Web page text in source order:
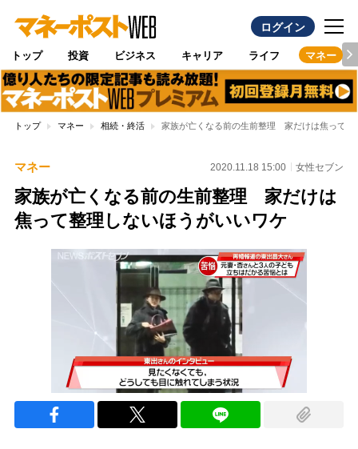
ログイン
トップ 投資 ビジネス キャリア ライフ マネー
トップ マネー 相続・終活 家族が亡くなる前の生前整理 家だけは焦って整
マネー 2020.11.18 15:00 女性セブン
家族が亡くなる前の生前整理 家だけは
焦って整理しないほうがいいワケ